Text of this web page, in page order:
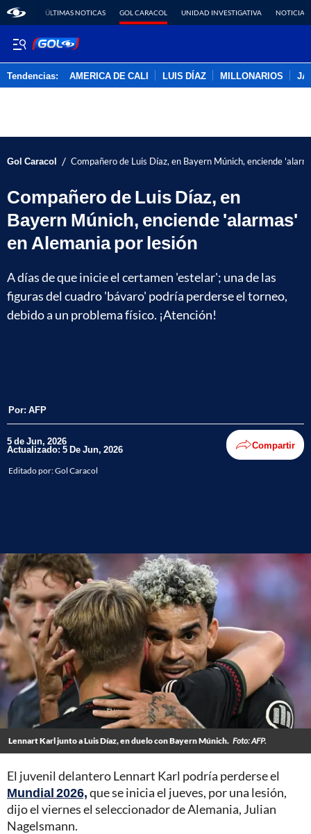
ÚLTIMAS NOTICAS GOL CARACOL UNIDAD INVESTIGATIVA NOTICIAS
Tendencias: AMERICA DE CALI LUIS DÍAZ MILLONARIOS
Gol Caracol / Compañero de Luis Díaz, en Bayern Múnich, enciende
Compañero de Luis Díaz, en
Bayern Múnich, enciende 'alarmas'
en Alemania por lesión
A días de que inicie el certamen 'estelar'; una de las
figuras del cuadro 'bávaro' podría perderse el torneo,
debido a un problema físico. ¡Atención!
Por: AFP
5 de Jun, 2026
Actualizado: 5 De Jun, 2026 Compartir
Editado por:Gol Caracol
Lennart Karl junto a Luis Díaz, en duelo con Bayern Múnich. Foto: AFP.
El juvenil delantero Lennart Karl podría perderse el
Mundial 2026,que se inicia el jueves, por una lesión,
dijo el viernes el seleccionador de Alemania, Julian
Nagelsmann.